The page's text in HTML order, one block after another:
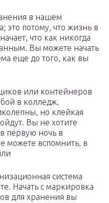
в нашем
это потому, что жизнь в
что как никогда
Вы можете начать
еще до того, как вы
или контейнеров
в колледж.
но клейкая
Вы не хотите
в первую ночь в
можете вспомнить, в
система
Начать с маркировка
для хранения вы